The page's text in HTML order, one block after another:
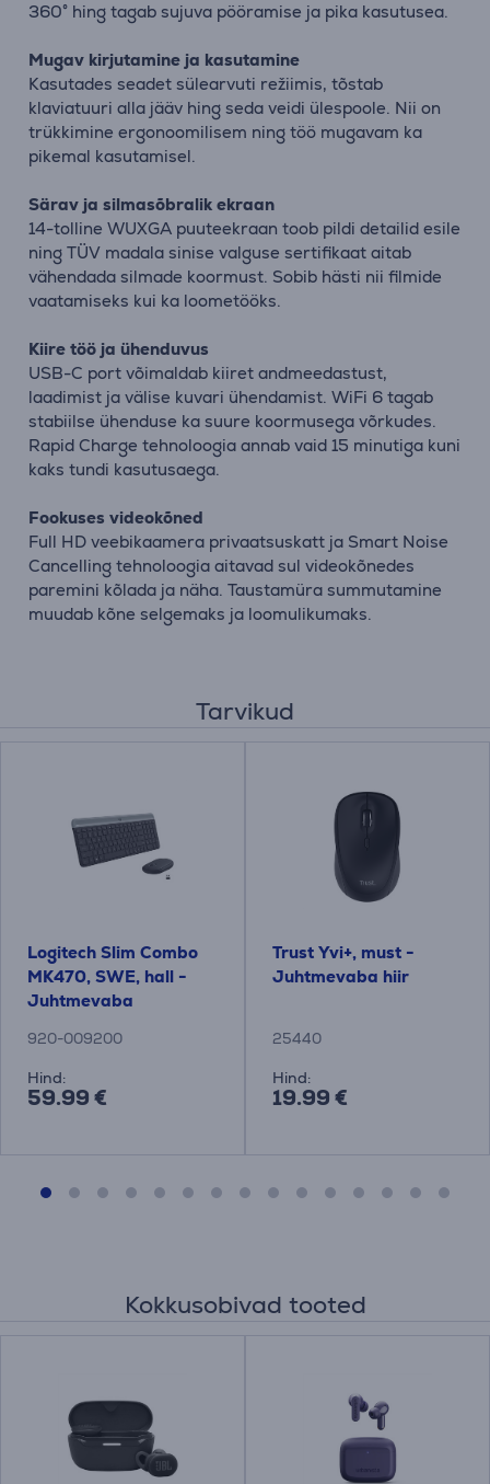
360° hing tagab sujuva pööramise ja pika kasutusea.
Mugav kirjutamine ja kasutamine
Kasutades seadet sülearvuti režiimis, tõstab
klaviatuuri alla jääv hing seda veidi ülespoole. Nii on
trükkimine ergonoomilisem ning töö mugavam ka
pikemal kasutamisel.
Särav ja silmasõbralik ekraan
14-tolline WUXGA puuteekraan toob pildi detailid esile
ning TÜV madala sinise valguse sertifikaat aitab
vähendada silmade koormust. Sobib hästi nii filmide
vaatamiseks kui ka loometööks.
Kiire töö ja ühenduvus
USB-C port võimaldab kiiret andmeedastust,
laadimist ja välise kuvari ühendamist. WiFi 6 tagab
stabiilse ühenduse ka suure koormusega võrkudes.
Rapid Charge tehnoloogia annab vaid 15 minutiga kuni
kaks tundi kasutusaega.
Fookuses videokõned
Full HD veebikaamera privaatsuskatt ja Smart Noise
Cancelling tehnoloogia aitavad sul videokõnedes
paremini kõlada ja näha. Taustamüra summutamine
muudab kõne selgemaks ja loomulikumaks.
Tarvikud
Logitech Slim Combo
MK470, SWE, hall -
Juhtmevaba
920-009200
Hind:
59.99 €
Trust Yvi+, must -
Juhtmevaba hiir
25440
Hind:
19.99 €
Kokkusobivad tooted